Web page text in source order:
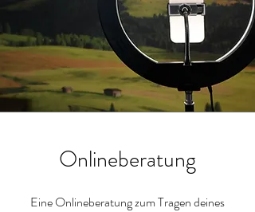
Onlineberatung
Eine Onlineberatung zum Tragen deines